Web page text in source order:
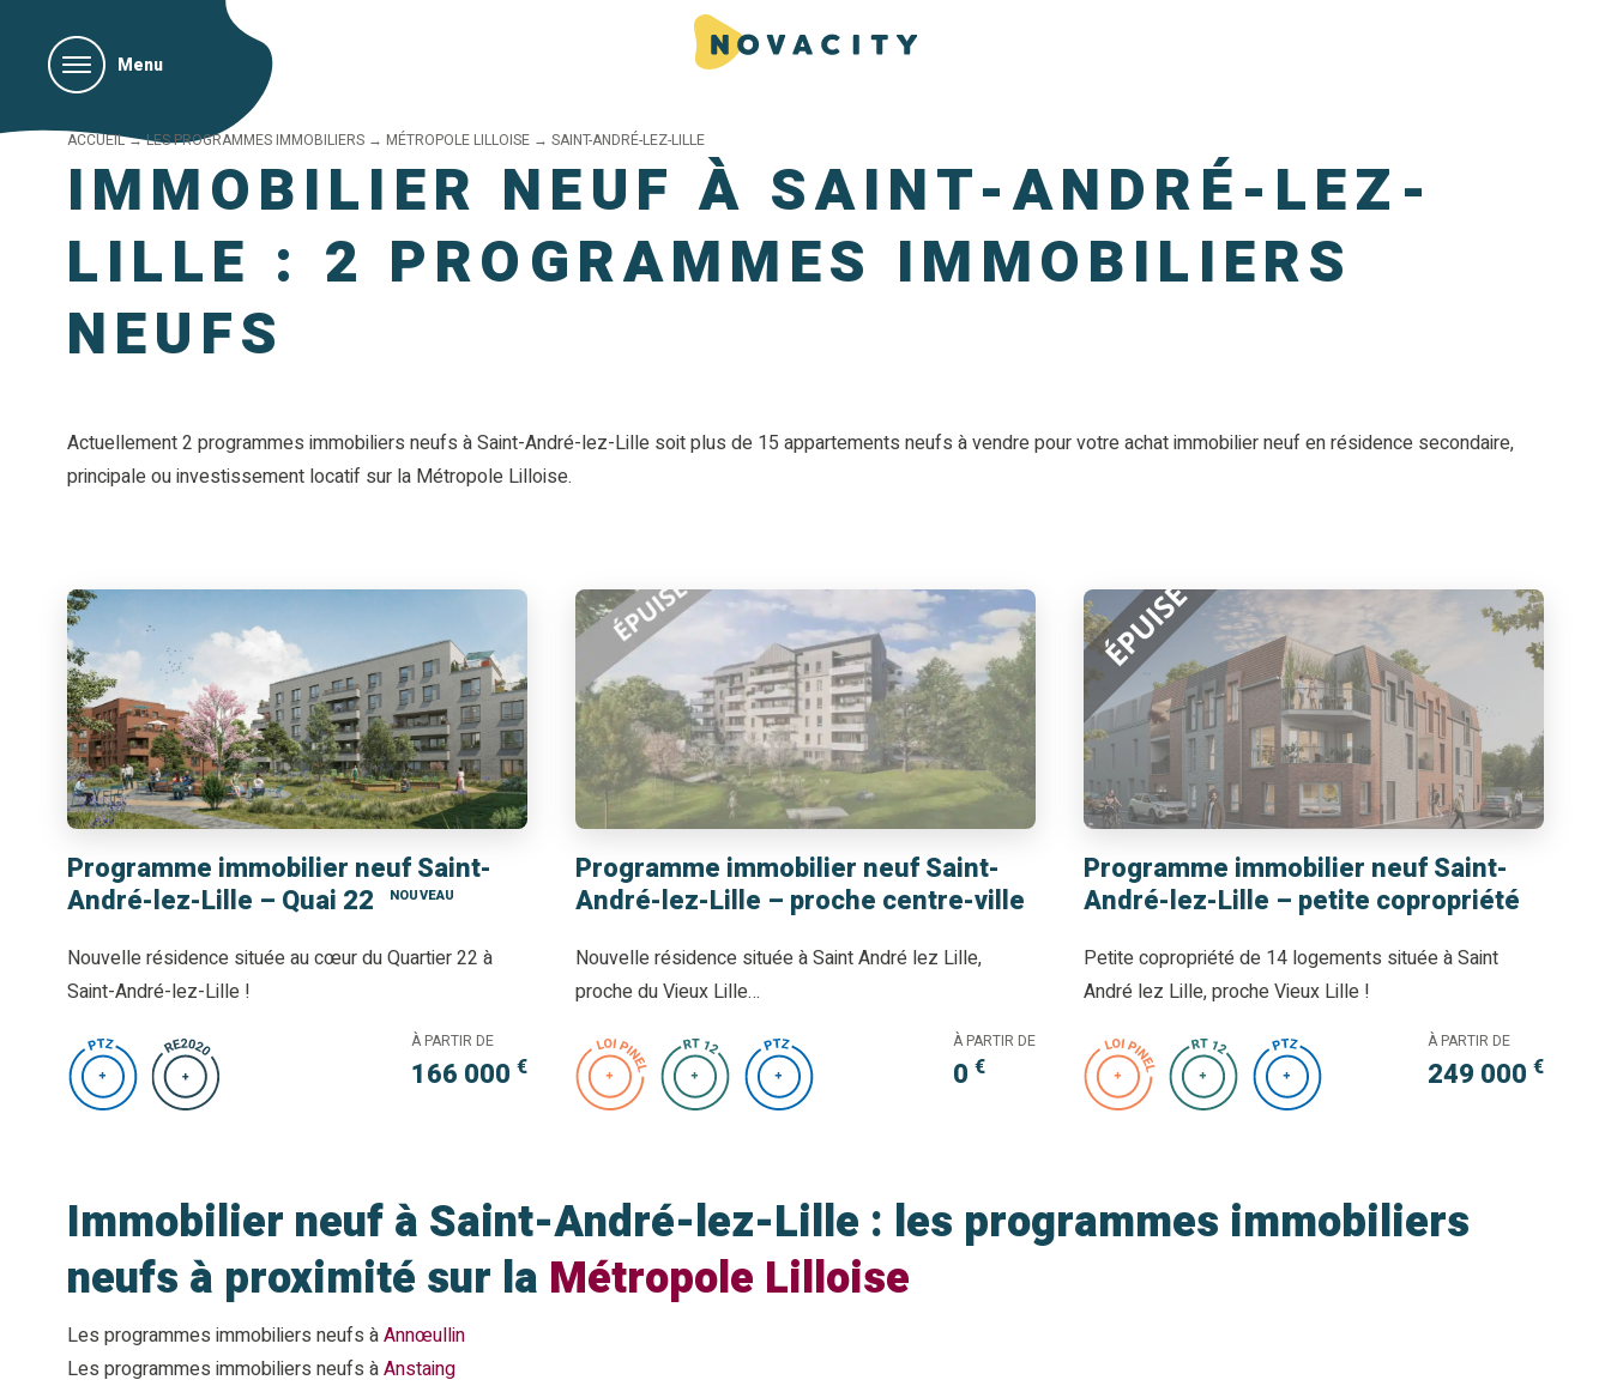
Menu
ACCUEIL→LES PROGRAMMES IMMOBILIERS → MÉTROPOLE LILLOISE → SAINT-ANDRÉ-LEZ-LILLE
IMMOBILIER NEUF À SAINT-ANDRÉ-LEZ-
LILLE : 2 PROGRAMMES IMMOBILIERS
NEUFS
Actuellement 2 programmes immobiliers neufs à Saint-André-lez-Lille soit plus de 15 appartements neufs à vendre pour votre achat immobilier neuf en résidence secondaire,
principale ou investissement locatif sur la Métropole Lilloise.
Programme immobilier neuf Saint-
André-lez-Lille – Quai 22
NOUVEAU
Nouvelle résidence située au cœur du Quartier 22 à
Saint-André-lez-Lille !
À PARTIR DE
166 000 €
Programme immobilier neuf Saint-
André-lez-Lille – proche centre-ville
Nouvelle résidence située à Saint André lez Lille,
proche du Vieux Lille…
À PARTIR DE
0 €
Programme immobilier neuf Saint-
André-lez-Lille – petite copropriété
Petite copropriété de 14 logements située à Saint
André lez Lille, proche Vieux Lille !
À PARTIR DE
249 000 €
Immobilier neuf à Saint-André-lez-Lille : les programmes immobiliers
neufs à proximité sur la Métropole Lilloise
Les programmes immobiliers neufs àAnnœullin
Les programmes immobiliers neufs àAnstaing